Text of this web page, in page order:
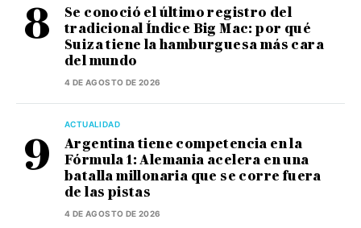
Se conoció el último registro del
tradicional Índice Big Mac: por qué
Suiza tiene la hamburguesa más cara
del mundo
4 DE AGOSTO DE 2026
ACTUALIDAD
Argentina tiene competencia en la
Fórmula 1: Alemania acelera en una
batalla millonaria que se corre fuera
de las pistas
4 DE AGOSTO DE 2026